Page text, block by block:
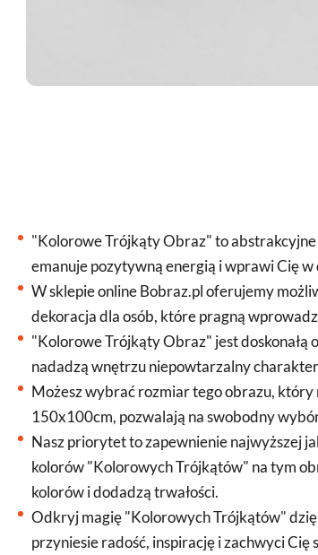
"Kolorowe Trójkąty Obraz" to abstrakcyjne
emanuje pozytywną energią i wprawi Cię
W sklepie online Bobraz.pl oferujemy
dekoracja dla osób, które pragną
"Kolorowe Trójkąty Obraz" jest doskonałą
nadadzą wnętrzu niepowtarzalny
Możesz wybrać rozmiar tego obrazu,
150x100cm, pozwalają na swobodny
Nasz priorytet to zapewnienie najwyższej
kolorów "Kolorowych Trójkątów" na tym
kolorów i dodadzą trwałości.
Odkryj magię "Kolorowych Trójkątów"
przyniesie radość, inspirację i zachwyci